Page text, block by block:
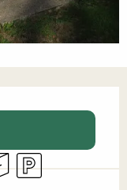
indépendante
Parking